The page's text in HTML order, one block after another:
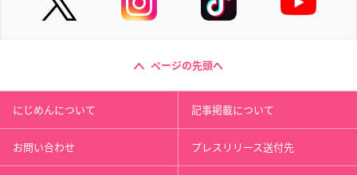
ページの先頭へ
にじめんについて 記事掲載について
お問い合わせ プレスリリース送付先